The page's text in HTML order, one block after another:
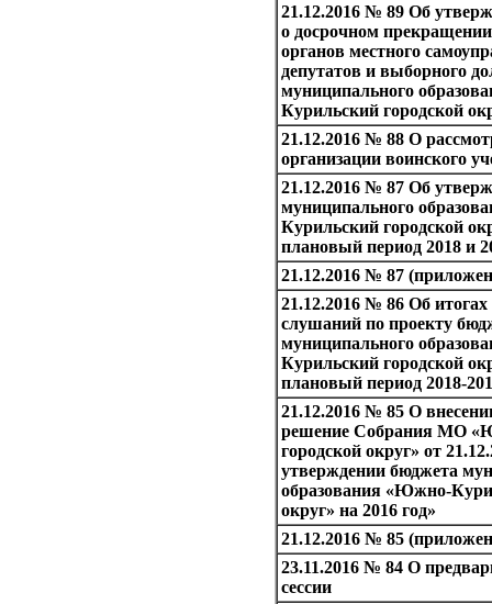
21.12.2016 № 89 Об
о досрочном
органов местного
депутатов и выборного
муниципального
Курильский городской
21.12.2016 № 88 О
организации воинского
21.12.2016 № 87 Об
муниципального
Курильский городской
плановый период 2018 и
21.12.2016 № 87
21.12.2016 № 86 Об
слушаний по проекту
муниципального
Курильский городской
плановый период 2018-
21.12.2016 № 85 О
решение Собрания МО
городской округ» от
утверждении бюджета
образования «Южно-
округ» на 2016 год»
21.12.2016 № 85
23.11.2016 № 84 О
сессии